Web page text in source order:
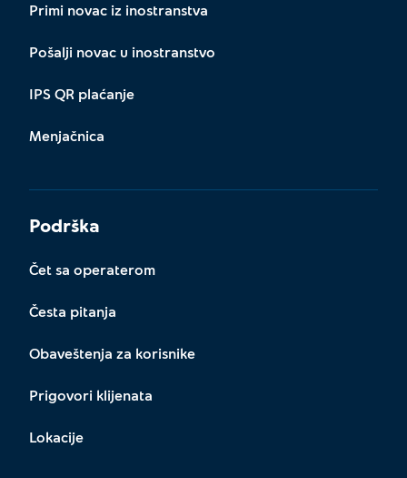
Primi novac iz inostranstva
Pošalji novac u inostranstvo
IPS QR plaćanje
Menjačnica
Podrška
Čet sa operaterom
Česta pitanja
Obaveštenja za korisnike
Prigovori klijenata
Lokacije